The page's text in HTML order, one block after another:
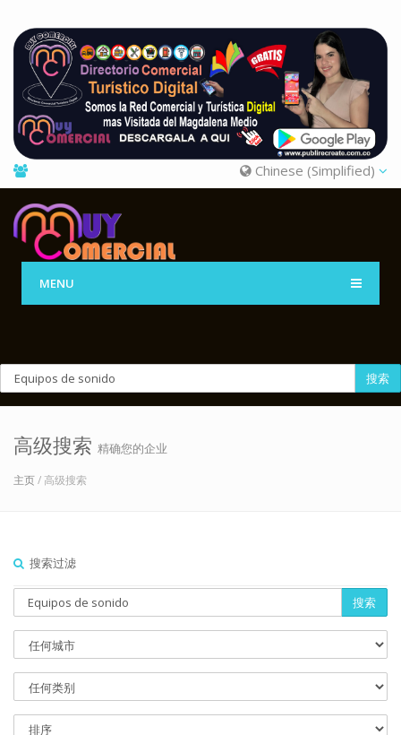
Chinese (Simplified)
MENU
搜索
高级搜索 精确您的企业
主页/ 高级搜索
搜索过滤
搜索